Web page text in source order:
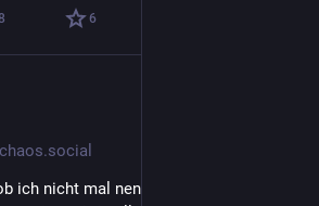
6
ich nicht mal nen Artikel darüber